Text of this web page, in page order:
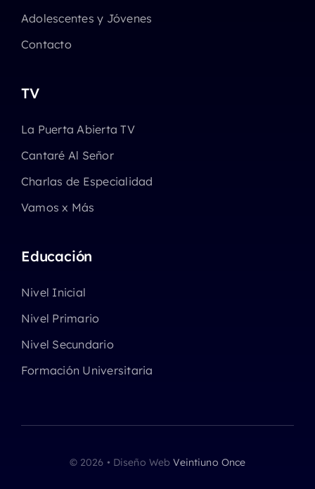
Adolescentes y Jóvenes
Contacto
TV
La Puerta Abierta TV
Cantaré Al Señor
Charlas de Especialidad
Vamos x Más
Educación
Nivel Inicial
Nivel Primario
Nivel Secundario
Formación Universitaria
© 2026 • Diseño WebVeintiuno Once